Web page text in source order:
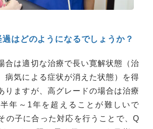
はどのようになるでしょうか？
合は適切な治療で長い寛解状態（治
病気による症状が消えた状態）を得
りますが、高グレードの場合は治療
年～1年を超えることが難しいで
の子に合った対応を行うことで、Q